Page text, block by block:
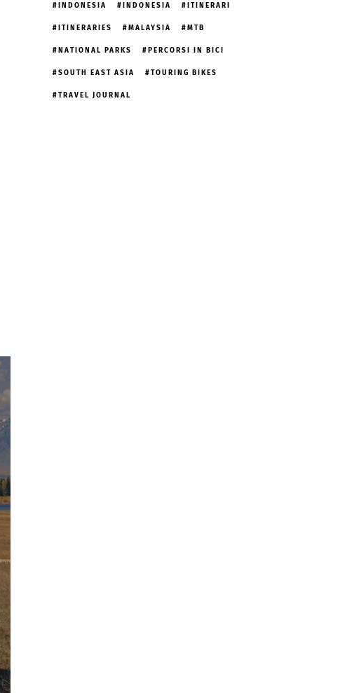
INDONESIA INDONESIA ITINERARI
ITINERARIES MALAYSIA MTB
NATIONAL PARKS PERCORSI IN BICI
SOUTH EAST ASIA TOURING BIKES
TRAVEL JOURNAL